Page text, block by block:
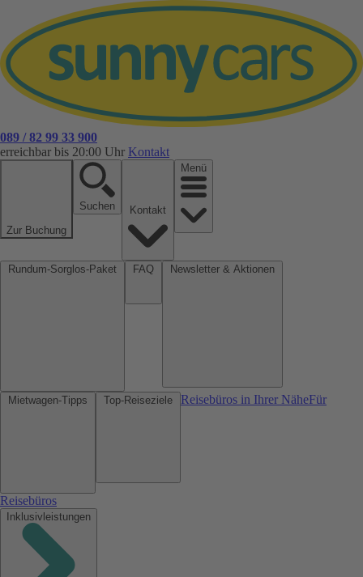
089 / 82 99 33 900
erreichbar bis 20:00 Uhr Kontakt
Zur Buchung
Suchen
Menü
Reisebüros in Ihrer NäheFür
Reisebüros
Inklusivleistungen